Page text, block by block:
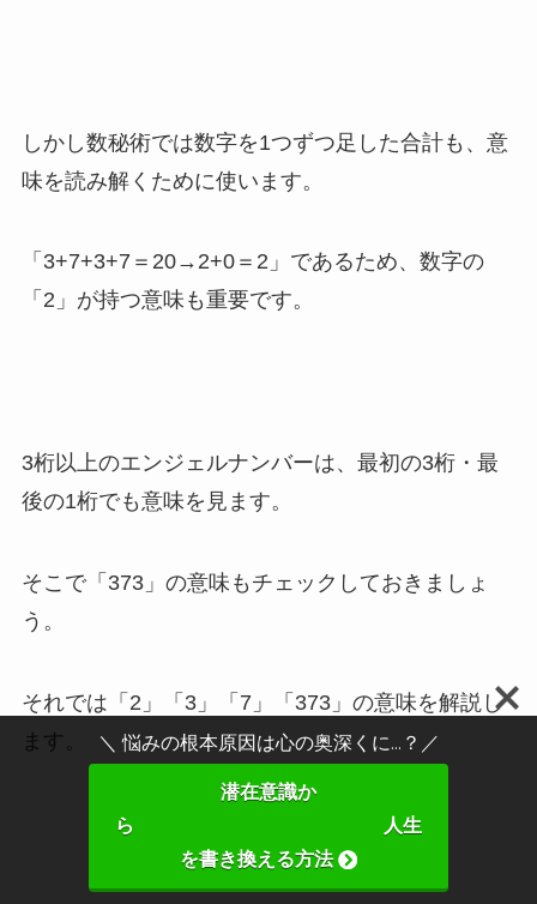
しかし数秘術では数字を1つずつ足した合計も、意
味を読み解くために使います。
「3+7+3+7＝20→2+0＝2」であるため、数字の
「2」が持つ意味も重要です。
3桁以上のエンジェルナンバーは、最初の3桁・最
後の1桁でも意味を見ます。
そこで「373」の意味もチェックしておきましょ
う。
それでは「2」「3」「7」「373」の意味を解説し
ます。
＼ 悩みの根本原因は心の奥深くに...？／
潜在意識か
ら 人生
を書き換える方法